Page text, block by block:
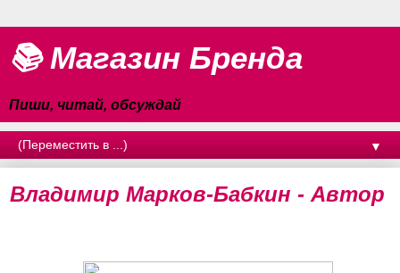
📚 Магазин Бренда
Пиши, читай, обсуждай
▼
Владимир Марков-Бабкин - Автор